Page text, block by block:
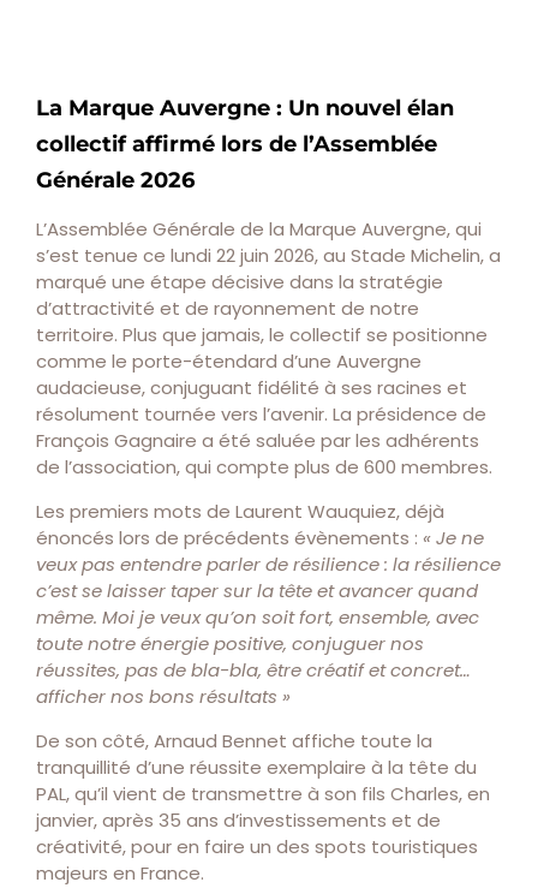
La Marque Auvergne : Un nouvel élan
collectif affirmé lors de l’Assemblée
Générale 2026
L’Assemblée Générale de la Marque Auvergne, qui
s’est tenue ce lundi 22 juin 2026, au Stade Michelin, a
marqué une étape décisive dans la stratégie
d’attractivité et de rayonnement de notre
territoire. Plus que jamais, le collectif se positionne
comme le porte-étendard d’une Auvergne
audacieuse, conjuguant fidélité à ses racines et
résolument tournée vers l’avenir. La présidence de
François Gagnaire a été saluée par les adhérents
de l’association, qui compte plus de 600 membres.
Les premiers mots de Laurent Wauquiez, déjà
énoncés lors de précédents évènements : « Je ne
veux pas entendre parler de résilience : la résilience
c’est se laisser taper sur la tête et avancer quand
même. Moi je veux qu’on soit fort, ensemble, avec
toute notre énergie positive, conjuguer nos
réussites, pas de bla-bla, être créatif et concret…
afficher nos bons résultats »
De son côté, Arnaud Bennet affiche toute la
tranquillité d’une réussite exemplaire à la tête du
PAL, qu’il vient de transmettre à son fils Charles, en
janvier, après 35 ans d’investissements et de
créativité, pour en faire un des spots touristiques
majeurs en France.